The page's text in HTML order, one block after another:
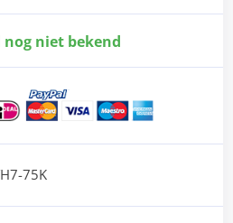
niet bekend
75K